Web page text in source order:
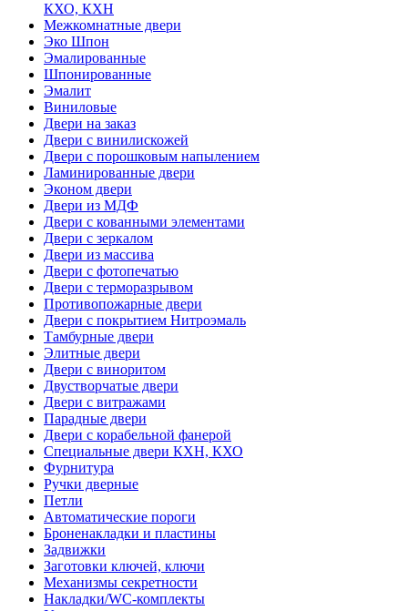
КХО, КХН
Межкомнатные двери
Эко Шпон
Эмалированные
Шпонированные
Эмалит
Виниловые
Двери на заказ
Двери с винилискожей
Двери с порошковым напылением
Ламинированные двери
Эконом двери
Двери из МДФ
Двери с кованными элементами
Двери с зеркалом
Двери из массива
Двери с фотопечатью
Двери с терморазрывом
Противопожарные двери
Двери с покрытием Нитроэмаль
Тамбурные двери
Элитные двери
Двери с виноритом
Двустворчатые двери
Двери с витражами
Парадные двери
Двери с корабельной фанерой
Специальные двери КХН, КХО
Фурнитура
Ручки дверные
Петли
Автоматические пороги
Броненакладки и пластины
Задвижки
Заготовки ключей, ключи
Механизмы секретности
Накладки/WC-комплекты